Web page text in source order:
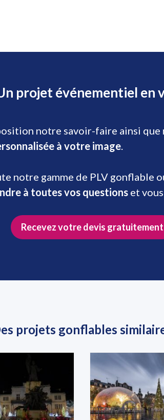
projet événementiel en
notre savoir-faire ainsi
à votre image.
notre gamme de PLV gonflable
à toutes vos questions et
Recevez votre devis gratuitement
projets gonflables